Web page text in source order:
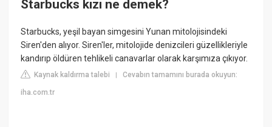
Starbucks kızı ne demek?
Starbucks, yeşil bayan simgesini Yunan mitolojisindeki
Siren'den alıyor. Siren'ler, mitolojide denizcileri güzellikleriyle
kandırıp öldüren tehlikeli canavarlar olarak karşımıza çıkıyor.
Kaynak kaldırma talebi |Cevabın tamamını burada okuyun:
iha.com.tr